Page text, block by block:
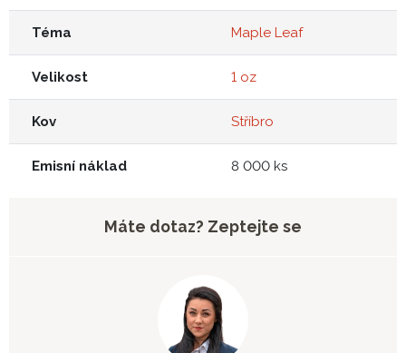
Téma Maple Leaf
Velikost 1 oz
Kov Stříbro
Emisní náklad 8 000 ks
Máte dotaz? Zeptejte se